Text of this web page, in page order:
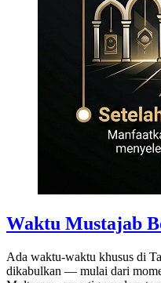
Waktu Mustajab
Ada waktu-waktu khusus di
dikabulkan — mulai dari